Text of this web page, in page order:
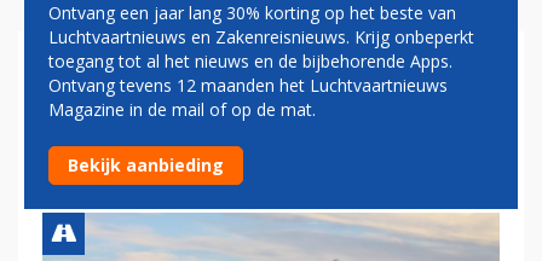
SCHIPHOL IS
CONCURRERENDE
LUCHTHAVEN GEWORDEN
Ontvang een jaar lang 30% korting op het beste van
Luchtvaartnieuws en Zakenreisnieuws. Krijg onbeperkt
toegang tot al het nieuws en de bijbehorende Apps.
Ontvang tevens 12 maanden het Luchtvaartnieuws
Magazine in de mail of op de mat.
Bekijk aanbieding